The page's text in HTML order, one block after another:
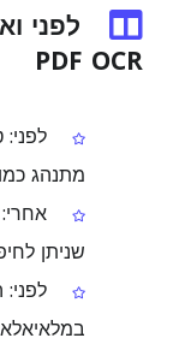
PDF OCR
מתנהג
שניתן